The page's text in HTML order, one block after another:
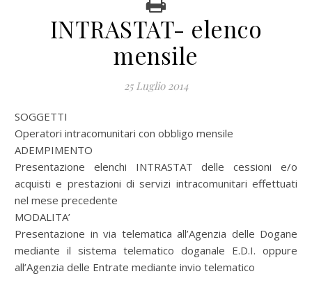
INTRASTAT- elenco
mensile
25 Luglio 2014
SOGGETTI
Operatori intracomunitari con obbligo mensile
ADEMPIMENTO
Presentazione elenchi INTRASTAT delle cessioni e/o
acquisti e prestazioni di servizi intracomunitari effettuati
nel mese precedente
MODALITA’
Presentazione in via telematica all’Agenzia delle Dogane
mediante il sistema telematico doganale E.D.I. oppure
all’Agenzia delle Entrate mediante invio telematico